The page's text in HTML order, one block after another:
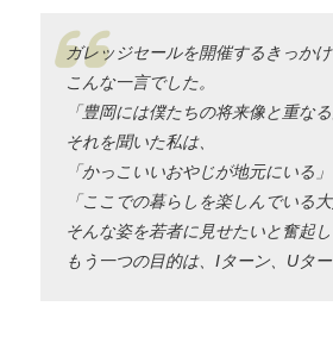
ガレッジセールを開催するきっか
こんな一言でした。
「豊岡には僕たちの将来像と重な
それを聞いた私は、
「かっこいいおやじが地元にいる」
「ここでの暮らしを楽しんでいる
そんな姿を若者に見せたいと奮起し
もう一つの目的は、Iターン、Uタ